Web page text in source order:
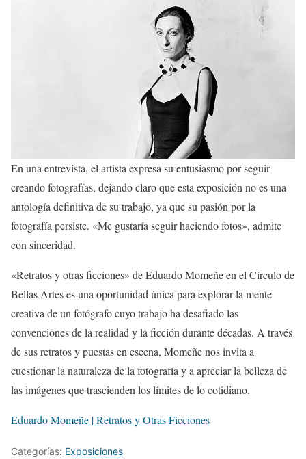
En una entrevista, el artista expresa su entusiasmo por seguir
creando fotografías, dejando claro que esta exposición no es una
antología definitiva de su trabajo, ya que su pasión por la
fotografía persiste. «Me gustaría seguir haciendo fotos», admite
con sinceridad.
«Retratos y otras ficciones» de Eduardo Momeñe en el Círculo de
Bellas Artes es una oportunidad única para explorar la mente
creativa de un fotógrafo cuyo trabajo ha desafiado las
convenciones de la realidad y la ficción durante décadas. A través
de sus retratos y puestas en escena, Momeñe nos invita a
cuestionar la naturaleza de la fotografía y a apreciar la belleza de
las imágenes que trascienden los límites de lo cotidiano.
Eduardo Momeñe | Retratos y Otras Ficciones
Categorías: Exposiciones